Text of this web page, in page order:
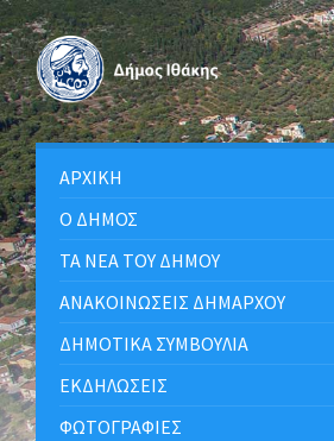
ΑΡΧΙΚΉ
Ο ΔΉΜΟΣ
ΤΑ ΝΈΑ ΤΟΥ ΔΉΜΟΥ
ΑΝΑΚΟΙΝΩΣΕΙΣ ΔΗΜΑΡΧΟΥ
ΔΗΜΟΤΙΚΆ ΣΥΜΒΟΎΛΙΑ
ΕΚΔΗΛΏΣΕΙΣ
ΦΩΤΟΓΡΑΦΊΕΣ